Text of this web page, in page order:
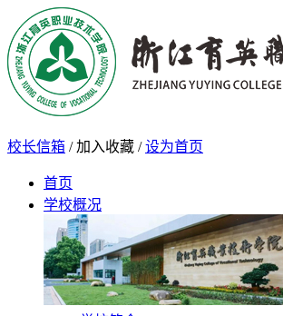
校长信箱 / 加入收藏 / 设为首页
首页
学校概况